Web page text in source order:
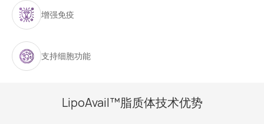
增强免疫
支持细胞功能
LipoAvail™脂质体技术优势